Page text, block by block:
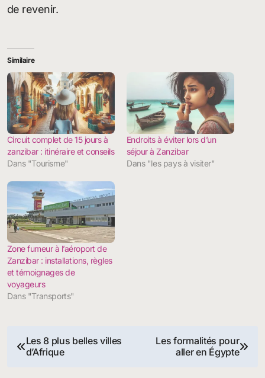
de revenir.
Similaire
Circuit complet de 15 jours à
zanzibar : itinéraire et conseils
Dans "Tourisme"
Endroits à éviter lors d’un
séjour à Zanzibar
Dans "les pays à visiter"
Zone fumeur à l’aéroport de
Zanzibar : installations, règles
et témoignages de
voyageurs
Dans "Transports"
Navigation
Les 8 plus belles villes
d’Afrique
Les formalités pour
aller en Égypte